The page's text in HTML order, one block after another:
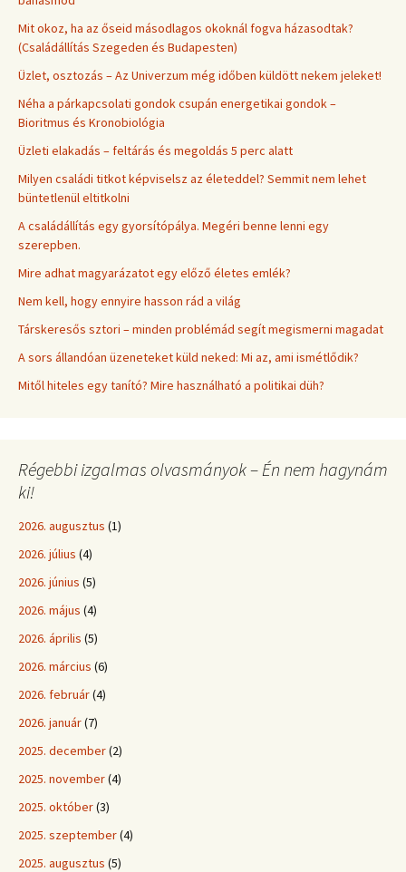
Mit okoz, ha az őseid másodlagos okoknál fogva házasodtak?
(Családállítás Szegeden és Budapesten)
Üzlet, osztozás – Az Univerzum még időben küldött nekem jeleket!
Néha a párkapcsolati gondok csupán energetikai gondok –
Bioritmus és Kronobiológia
Üzleti elakadás – feltárás és megoldás 5 perc alatt
Milyen családi titkot képviselsz az életeddel? Semmit nem lehet
büntetlenül eltitkolni
A családállítás egy gyorsítópálya. Megéri benne lenni egy
szerepben.
Mire adhat magyarázatot egy előző életes emlék?
Nem kell, hogy ennyire hasson rád a világ
Társkeresős sztori – minden problémád segít megismerni magadat
A sors állandóan üzeneteket küld neked: Mi az, ami ismétlődik?
Mitől hiteles egy tanító? Mire használható a politikai düh?
Régebbi izgalmas olvasmányok – Én nem hagynám
ki!
2026. augusztus (1)
2026. július (4)
2026. június (5)
2026. május (4)
2026. április (5)
2026. március (6)
2026. február(4)
2026. január(7)
2025. december(2)
2025. november(4)
2025. október(3)
2025. szeptember(4)
2025. augusztus (5)